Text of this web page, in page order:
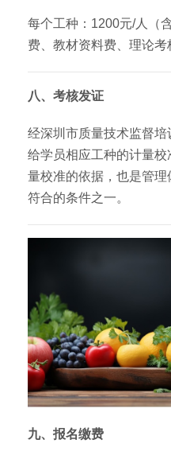
每个工种：1200元/人（
费、教材资料费、理论考
八、考核发证
经深圳市质量技术监督
给学员相应工种的计量
量校准的依据，也是管
符合的条件之一。
九、报名缴费